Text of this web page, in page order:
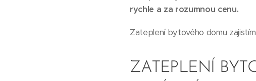
rychle a za rozumnou cenu.
Zateplení bytového domu
ZATEPLENÍ